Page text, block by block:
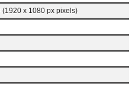
(1920 x 1080 px pixels)